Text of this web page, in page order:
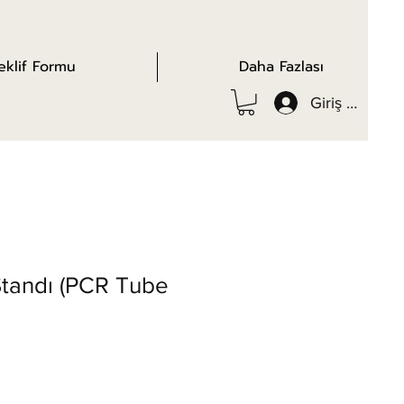
Formu Daha Fazlası
Giriş yap
(PCR Tube